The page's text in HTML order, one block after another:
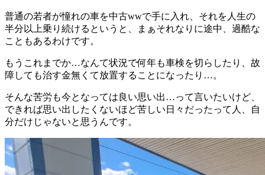
普通の若者が憧れの車を中古wwで手に入れ、それを人生の
半分以上乗り続けるというと、まぁそれなりに途中、過酷な
こともあるわけです。
もうこれまでか…なんて状況で何年も車検を切らしたり、故
障しても治す金無くて放置することになったり…。
そんな苦労も今となっては良い思い出…って言いたいけど、
できれば思い出したくないほど苦しい日々だったって人、自
分だけじゃないと思うんです。